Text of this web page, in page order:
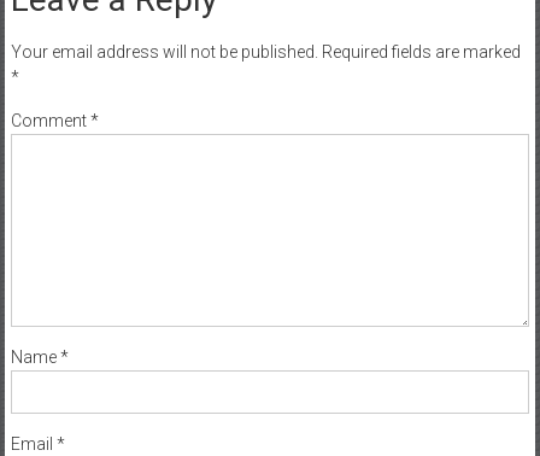
Your email address will not be published. Required fields are marked
*
Comment*
Name*
Email *